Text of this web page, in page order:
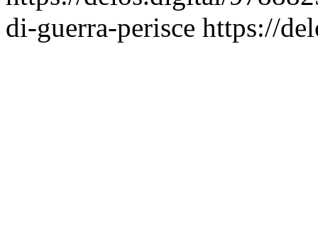
di-guerra-perisce https://